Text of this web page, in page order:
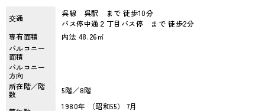
交通
呉線 呉駅 まで 徒歩10分
バス停中通２丁目バス停 まで 徒歩2分
専有面積
内法 48.26㎡
バルコニー
面積
バルコニー
方向
所在階／階
数
5階／8階
1980年 （昭和55） 7月